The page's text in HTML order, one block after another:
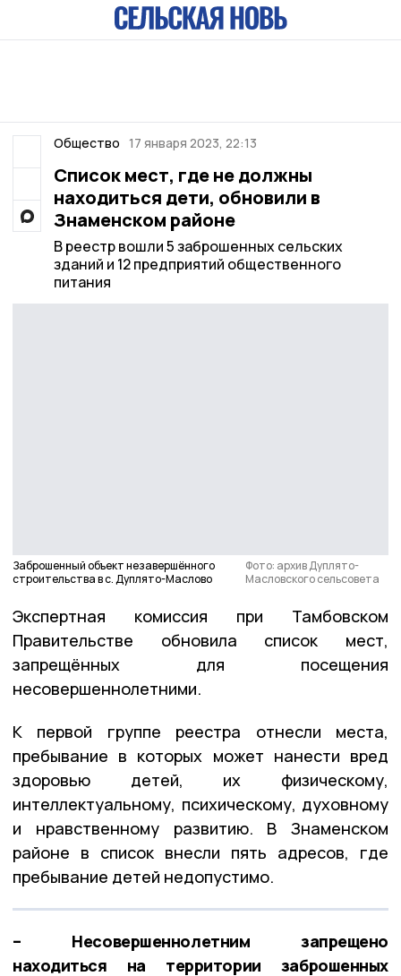
Общество 17 января 2023, 22:13
Список мест, где не должны
находиться дети, обновили в
Знаменском районе
В реестр вошли 5 заброшенных сельских
зданий и 12 предприятий общественного
питания
Заброшенный объект незавершённого
строительства в с. Дуплято-Маслово
Фото: архив Дуплято-
Масловского сельсовета
Экспертная комиссия при Тамбовском
Правительстве обновила список мест,
запрещённых для посещения
несовершеннолетними.
К первой группе реестра отнесли места,
пребывание в которых может нанести вред
здоровью детей, их физическому,
интеллектуальному, психическому, духовному
и нравственному развитию. В Знаменском
районе в список внесли пять адресов, где
пребывание детей недопустимо.
– Несовершеннолетним запрещено
находиться на территории заброшенных